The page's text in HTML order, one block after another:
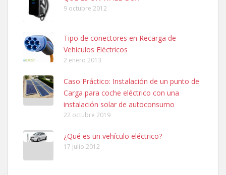
9 octubre 2012
Tipo de conectores en Recarga de
Vehículos Eléctricos
2 enero 2013
Caso Práctico: Instalación de un punto de
Carga para coche eléctrico con una
instalación solar de autoconsumo
22 octubre 2019
¿Qué es un vehículo eléctrico?
17 julio 2012